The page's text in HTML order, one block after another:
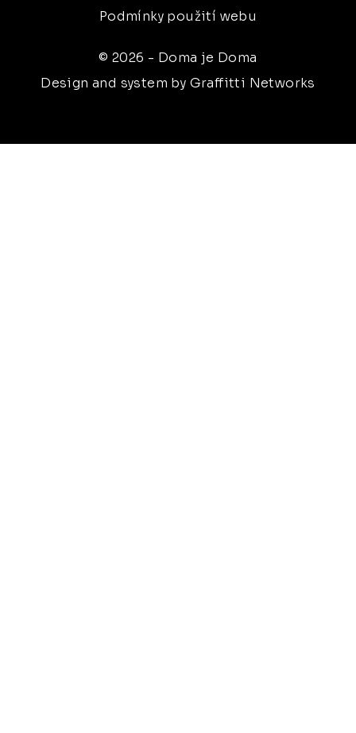
Podmínky použití webu
© 2026 - Doma je Doma
Design and system by Graffitti Networks